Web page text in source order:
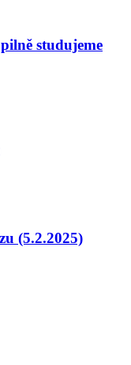
studujeme
(5.2.2025)